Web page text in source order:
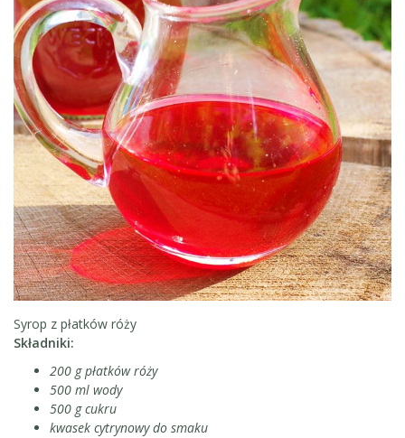
Syrop z płatków róży
Składniki:
200 g płatków róży
500 ml wody
500 g cukru
kwasek cytrynowy do smaku